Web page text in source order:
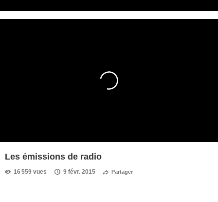
Les émissions de radio
16 559 vues 9 févr. 2015 Partager